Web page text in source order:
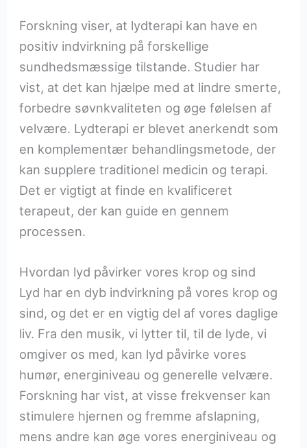
Forskning viser, at lydterapi kan have en
positiv indvirkning på forskellige
sundhedsmæssige tilstande. Studier har
vist, at det kan hjælpe med at lindre smerte,
forbedre søvnkvaliteten og øge følelsen af
velvære. Lydterapi er blevet anerkendt som
en komplementær behandlingsmetode, der
kan supplere traditionel medicin og terapi.
Det er vigtigt at finde en kvalificeret
terapeut, der kan guide en gennem
processen.
Hvordan lyd påvirker vores krop og sind
Lyd har en dyb indvirkning på vores krop og
sind, og det er en vigtig del af vores daglige
liv. Fra den musik, vi lytter til, til de lyde, vi
omgiver os med, kan lyd påvirke vores
humør, energiniveau og generelle velvære.
Forskning har vist, at visse frekvenser kan
stimulere hjernen og fremme afslapning,
mens andre kan øge vores energiniveau og